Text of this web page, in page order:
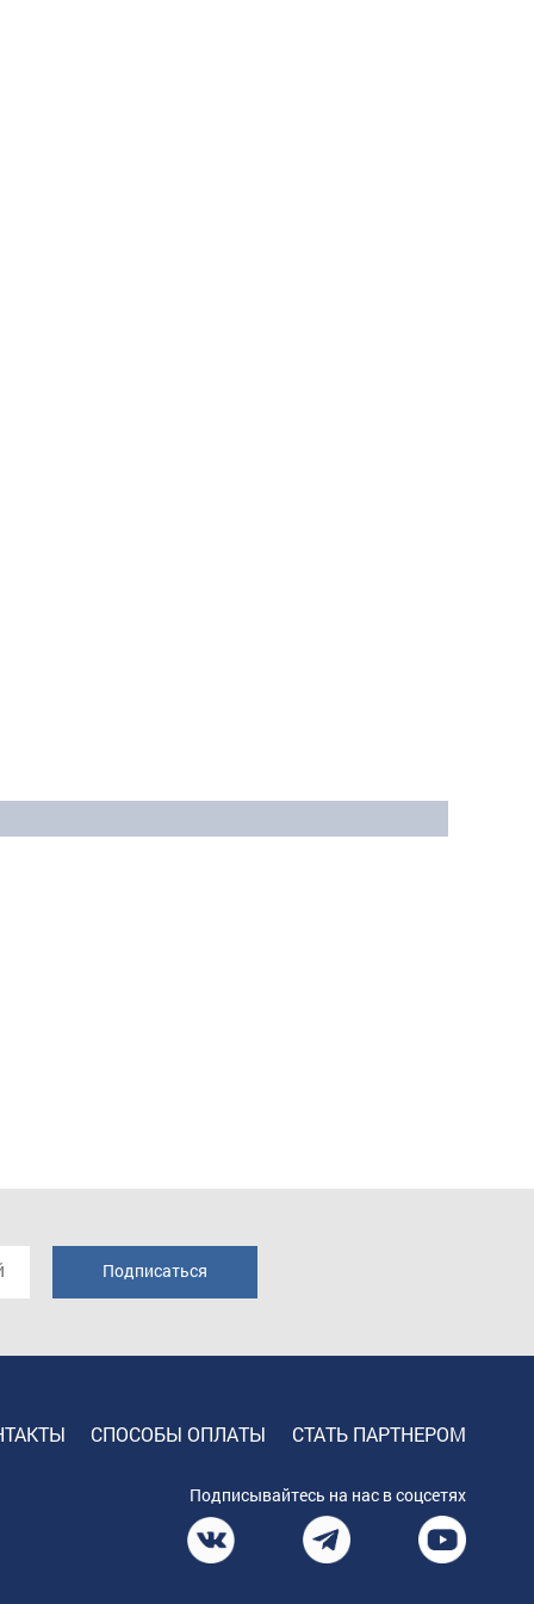
СПОСОБЫ ОПЛАТЫ СТАТЬ ПАРТНЕРОМ
Подписывайтесь на нас в соцсетях